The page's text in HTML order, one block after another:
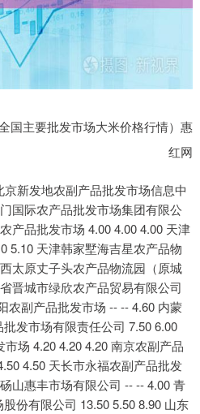
国主要批发市场大米价格行情）惠
红网
新发地农副产品批发市场信息中
国际农产品批发市场集团有限公
产品批发市场 4.00 4.00 4.00 天津
5.10 天津韩家墅海吉星农产品物
太原丈子头农产品物流园（原城
晋城市绿欣农产品贸易有限公司
农副产品批发市场 -- -- 4.60 内蒙
发市场有限责任公司 7.50 6.00
场 4.20 4.20 4.20 南京农副产品
4.50 天长市永福农副产品批发
山惠丰市场有限公司 -- -- 4.00 青
份有限公司 13.50 5.50 8.90 山东